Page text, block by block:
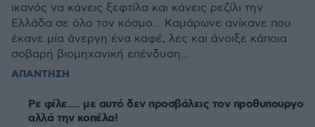
ικανός να κάνεις ξεφτίλα και κάνεις ρεζίλι την
Ελλάδα σε όλο τον κόσμο... Καμάρωνε ανίκανε που
έκανε μία άνεργη ένα καφέ, λες και άνοιξε κάποια
σοβαρή βιομηχανική επένδυση...
ΑΠΑΝΤΗΣΗ
Ρε φίλε.... με αυτό δεν προσβάλεις τον προθυπουργο
αλλά την κοπέλα!